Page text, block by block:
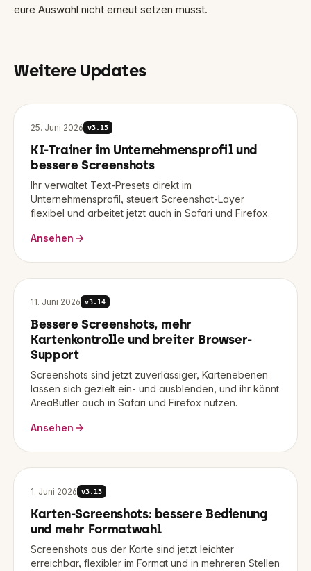
eure Auswahl nicht erneut setzen müsst.
Weitere Updates
25. Juni 2026 v3.15
KI-Trainer im Unternehmensprofil und
bessere Screenshots
Ihr verwaltet Text-Presets direkt im
Unternehmensprofil, steuert Screenshot-Layer
flexibel und arbeitet jetzt auch in Safari und Firefox.
Ansehen
11. Juni 2026 v3.14
Bessere Screenshots, mehr
Kartenkontrolle und breiter Browser-
Support
Screenshots sind jetzt zuverlässiger, Kartenebenen
lassen sich gezielt ein- und ausblenden, und ihr könnt
AreaButler auch in Safari und Firefox nutzen.
Ansehen
1. Juni 2026 v3.13
Karten-Screenshots: bessere Bedienung
und mehr Formatwahl
Screenshots aus der Karte sind jetzt leichter
erreichbar, flexibler im Format und in mehreren Stellen